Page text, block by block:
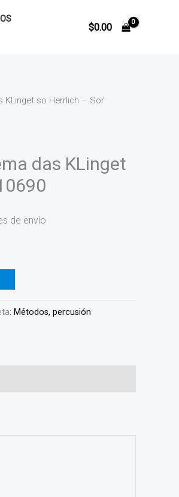
$0.00
KLinget so Herrlich – Sor
das KLinget
de envío
Métodos, percusión